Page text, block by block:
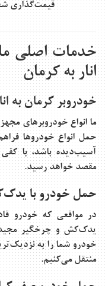
قیمت‌گذاری
خدمات اصلی ما
انار به کرمان
خودروبر کرمان به
ما انواع خودروبرهای
حمل انواع خودروها
آسیب‌دیده باشد، با
مقصد خواهد رسید.
حمل خودرو با
در مواقعی که خودرو
یدک‌کش و چرخگیر مجید
خودرو شما را به
منتقل می‌کنیم.